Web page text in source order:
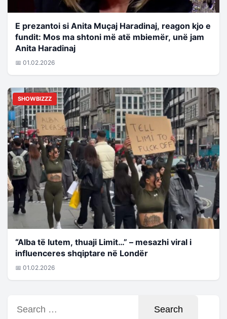
E prezantoi si Anita Muçaj Haradinaj, reagon kjo e
fundit: Mos ma shtoni më atë mbiemër, unë jam
Anita Haradinaj
📅 01.02.2026
SHOWBIZZZ
“Alba të lutem, thuaji Limit…” – mesazhi viral i
influenceres shqiptare në Londër
📅 01.02.2026
for: